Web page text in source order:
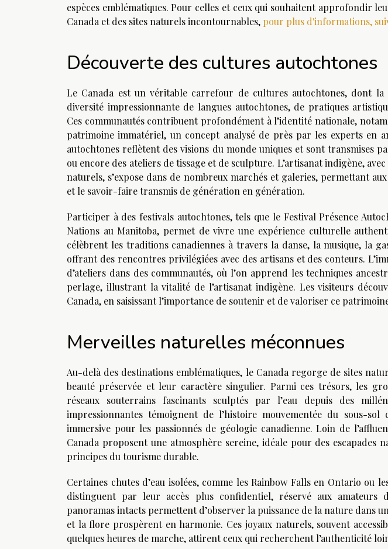
espèces emblématiques. Pour celles et ceux qui souhaitent approfondir
Canada et des sites naturels incontournables, pour plus d'informations,
Découverte des cultures autochtones
Le Canada est un véritable carrefour de cultures autochtones, dont la
diversité impressionnante de langues autochtones, de pratiques
Ces communautés contribuent profondément à l’identité nationale,
patrimoine immatériel, un concept analysé de près par les experts en
autochtones reflètent des visions du monde uniques et sont transmises
ou encore des ateliers de tissage et de sculpture. L’artisanat indigène,
naturels, s’expose dans de nombreux marchés et galeries, permettant
et le savoir-faire transmis de génération en génération.
Participer à des festivals autochtones, tels que le Festival Présence
Nations au Manitoba, permet de vivre une expérience culturelle
célèbrent les traditions canadiennes à travers la danse, la musique, la
offrant des rencontres privilégiées avec des artisans et des conteurs.
d’ateliers dans des communautés, où l’on apprend les techniques
perlage, illustrant la vitalité de l’artisanat indigène. Les visiteurs
Canada, en saisissant l’importance de soutenir et de valoriser ce
Merveilles naturelles méconnues
Au-delà des destinations emblématiques, le Canada regorge de sites
beauté préservée et leur caractère singulier. Parmi ces trésors, les
réseaux souterrains fascinants sculptés par l’eau depuis des
impressionnantes témoignent de l’histoire mouvementée du sous-
immersive pour les passionnés de géologie canadienne. Loin de
Canada proposent une atmosphère sereine, idéale pour des
principes du tourisme durable.
Certaines chutes d’eau isolées, comme les Rainbow Falls en Ontario ou
distinguent par leur accès plus confidentiel, réservé aux amateurs
panoramas intacts permettent d’observer la puissance de la nature dans
et la flore prospèrent en harmonie. Ces joyaux naturels, souvent
quelques heures de marche, attirent ceux qui recherchent l’authenticité